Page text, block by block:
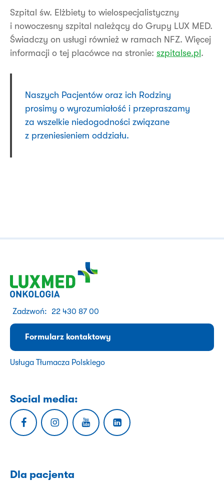
Szpital św. Elżbiety to wielospecjalistyczny
i nowoczesny szpital należący do Grupy LUX MED.
Świadczy on usługi również w ramach NFZ. Więcej
informacji o tej placówce na stronie: szpitalse.pl.
Naszych Pacjentów oraz ich Rodziny
prosimy o wyrozumiałość i przepraszamy
za wszelkie niedogodności związane
z przeniesieniem oddziału.
Zadzwoń: 22 430 87 00
Formularz kontaktowy
Usługa Tłumacza Polskiego
Social media:
Dla pacjenta